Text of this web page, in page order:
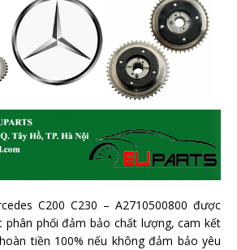
C200 C230 – A2710500800 được
phân phối đảm bảo chất lượng, cam kết
tiền 100% nếu không đảm bảo yêu